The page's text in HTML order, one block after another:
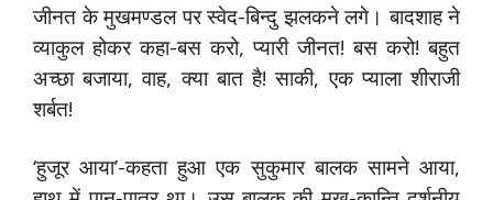
जीनत के मुखमण्डल पर स्वेद-बिन्दु झलकने लगे। बादशाह ने
व्याकुल होकर कहा-बस करो, प्यारी जीनत! बस करो! बहुत
अच्छा बजाया, वाह, क्या बात है! साकी, एक प्याला शीराजी
शर्बत!
‘हुजूर आया’-कहता हुआ एक सुकुमार बालक सामने आया,